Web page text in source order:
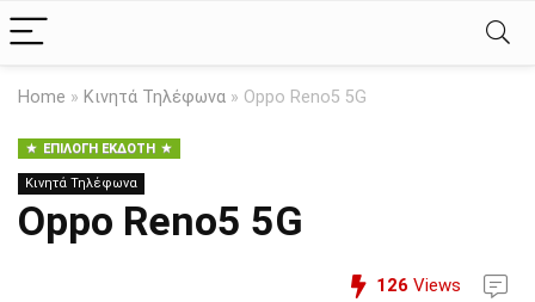
Home » Κινητά Τηλέφωνα » Oppo Reno5 5G
ΕΠΙΛΟΓΉ ΕΚΔΌΤΗ
Κινητά Τηλέφωνα
Oppo Reno5 5G
126 Views